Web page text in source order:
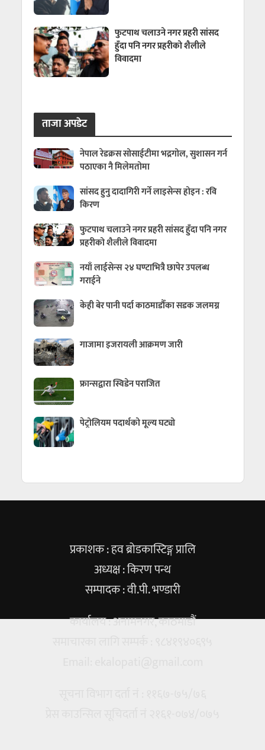
फुटपाथ चलाउने नगर प्रहरी सांसद
हुँदा पनि नगर प्रहरीको शैलीले
विवादमा
ताजा अपडेट
नेपाल रेडक्रस सोसाईटीमा भद्रगोल, सुशासन गर्न
पठाएका नै मिलेमतोमा
सांसद हुनु दादागिरी गर्ने लाइसेन्स होइन : रवि
किरण
फुटपाथ चलाउने नगर प्रहरी सांसद हुँदा पनि नगर
प्रहरीको शैलीले विवादमा
नयाँ लाईसेन्स २४ घण्टाभित्रै छापेर उपलब्ध
गराईने
केही बेर पानी पर्दा काठमाडौँका सडक जलमग्न
गाजामा इजरायली आक्रमण जारी
फ्रान्सद्वारा स्विडेन पराजित
पेट्रोलियम पदार्थको मूल्य घट्यो
प्रकाशक : हव ब्रोडकास्टिङ्ग प्रालि
अध्यक्ष : किरण पन्थ
सम्पादक : वी.पी. भण्डारी
कार्यालय : अनामनगर, काठमाडौं